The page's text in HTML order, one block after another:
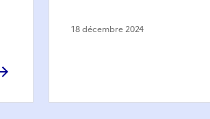
18 décembre 2024